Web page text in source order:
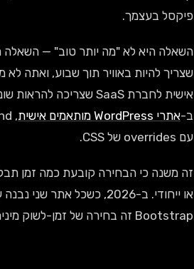
פיקסל בעצמך.
ב-אתרי WordPress מותאמים אישית
עם overrides של CSS.
זה משנה כי הבחירה קובעת כמה זמן
Bootstrap זה בחירה של זמן-לשוק מינימלי.